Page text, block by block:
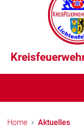
Home Aktuelles